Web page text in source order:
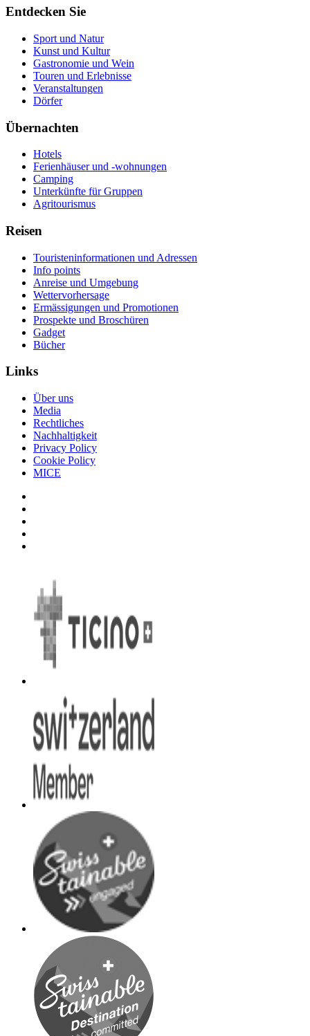
Entdecken Sie
Sport und Natur
Kunst und Kultur
Gastronomie und Wein
Touren und Erlebnisse
Veranstaltungen
Dörfer
Übernachten
Hotels
Ferienhäuser und -wohnungen
Camping
Unterkünfte für Gruppen
Agritourismus
Reisen
Touristeninformationen und Adressen
Info points
Anreise und Umgebung
Wettervorhersage
Ermässigungen und Promotionen
Prospekte und Broschüren
Gadget
Bücher
Links
Über uns
Media
Rechtliches
Nachhaltigkeit
Privacy Policy
Cookie Policy
MICE